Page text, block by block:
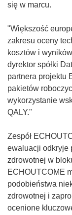
się w marcu.
"Większość
zakresu oceny
kosztów i
dyrektor spółki
partnera projektu
pakietów
wykorzystanie
QALY."
Zespół
ewaluacji odkryje
zdrowotnej w
ECHOUTCOME
podobieństwa
zdrowotnej i
ocenione